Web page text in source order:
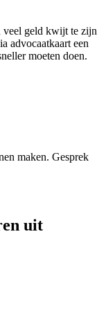
veel geld kwijt te zijn
advocaatkaart een
moeten doen.
maken. Gesprek
uit